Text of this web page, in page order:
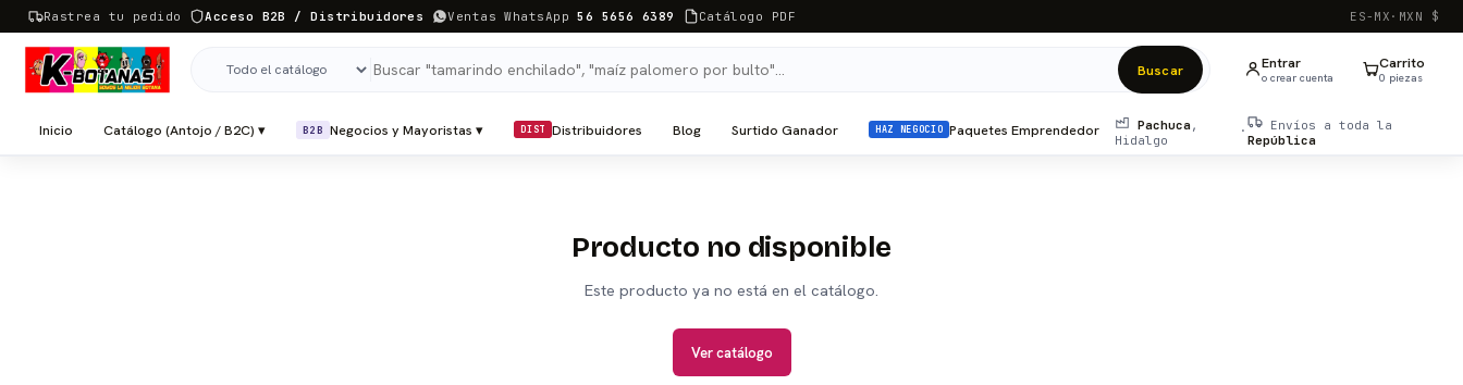
Rastrea tu pedido Acceso B2B / Distribuidores Ventas WhatsApp56 5656 6389 Catálogo PDF ES-MX · MXN $
Buscar Entrar
o crear cuenta
Carrito
0 piezas
Inicio Catálogo (Antojo / B2C) ▾ B2B Negocios y Mayoristas ▾ DIST Distribuidores Blog Surtido Ganador HAZ NEGOCIO Paquetes Emprendedor Pachuca ,
Hidalgo
·
Envíos a toda la
República
Producto no disponible
Este producto ya no está en el catálogo.
Ver catálogo